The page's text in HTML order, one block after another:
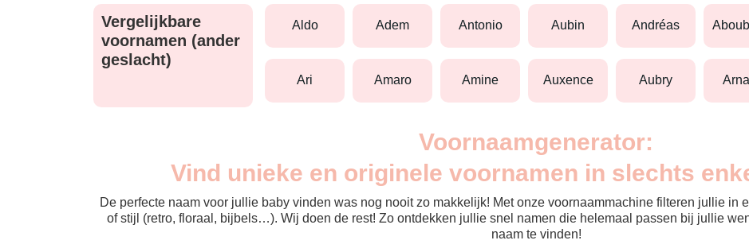
Vergelijkbare
voornamen (ander
geslacht)
aldo adem antonio aubin andréas
ari amaro amine auxence aubry
Voornaamgenerator:
Vind unieke en originele voornamen in slechts
De perfecte naam voor jullie baby vinden was nog nooit zo makkelijk! Met onze voornaammachine filteren jullie in
of stijl (retro, floraal, bijbels…). Wij doen de rest! Zo ontdekken jullie snel namen die helemaal passen bij jullie
naam te vinden!